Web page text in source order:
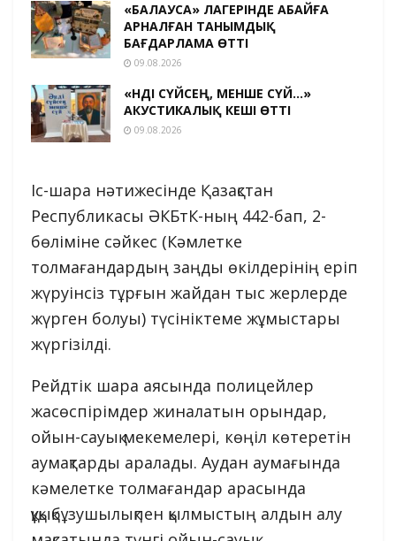
«БАЛАУСА» ЛАГЕРІНДЕ АБАЙҒА
АРНАЛҒАН ТАНЫМДЫҚ
БАҒДАРЛАМА ӨТТІ
09.08.2026
«ӘНДІ СҮЙСЕҢ, МЕНШЕ СҮЙ…»
АКУСТИКАЛЫҚ КЕШІ ӨТТІ
09.08.2026
Іс-шара нәтижесінде Қазақстан
Республикасы ӘКБтК-ның 442-бап, 2-
бөліміне сәйкес (Кәмлетке
толмағандардың заңды өкілдерінің еріп
жүруінсіз тұрғын жайдан тыс жерлерде
жүрген болуы) түсініктеме жұмыстары
жүргізілді.
Рейдтік шара аясында полицейлер
жасөспірімдер жиналатын орындар,
ойын-сауық мекемелері, көңіл көтеретін
аумақтарды аралады. Аудан аумағында
кәмелетке толмағандар арасында
құқықбұзушылықпен қылмыстың алдын алу